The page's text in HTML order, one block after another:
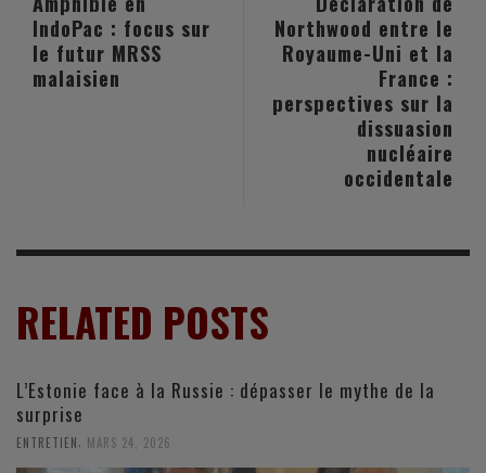
Northwood entre le
Royaume-Uni et la
France :
perspectives sur la
dissuasion
nucléaire
occidentale
IndoPac : focus sur
le futur MRSS
malaisien
RELATED POSTS
L’Estonie face à la Russie : dépasser le mythe de la
surprise
ENTRETIEN MARS 24, 2026